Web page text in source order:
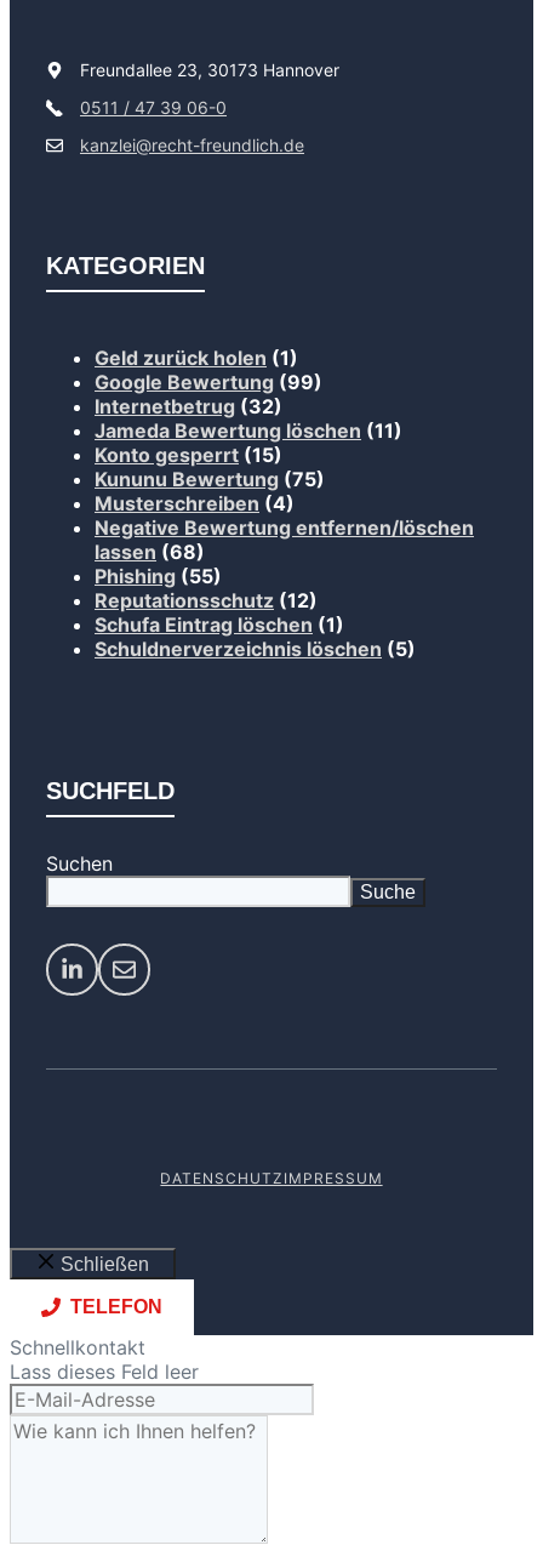
Freundallee 23, 30173 Hannover
0511 / 47 39 06-0
kanzlei@recht-freundlich.de
KATEGORIEN
Geld zurück holen (1)
Google Bewertung (99)
Internetbetrug (32)
Jameda Bewertung löschen (11)
Konto gesperrt (15)
Kununu Bewertung (75)
Musterschreiben (4)
Negative Bewertung entfernen/löschen
lassen (68)
Phishing (55)
Reputationsschutz (12)
Schufa Eintrag löschen (1)
Schuldnerverzeichnis löschen (5)
SUCHFELD
Suchen
Suche
DATENSCHUTZ IMPRESSUM
Schließen
TELEFON
Schnellkontakt
Lass dieses Feld leer